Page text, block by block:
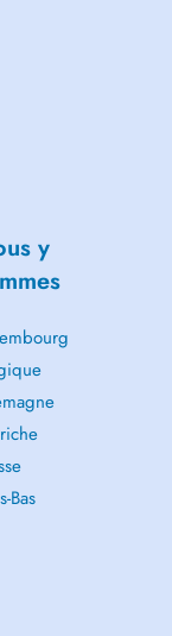
y
Bas